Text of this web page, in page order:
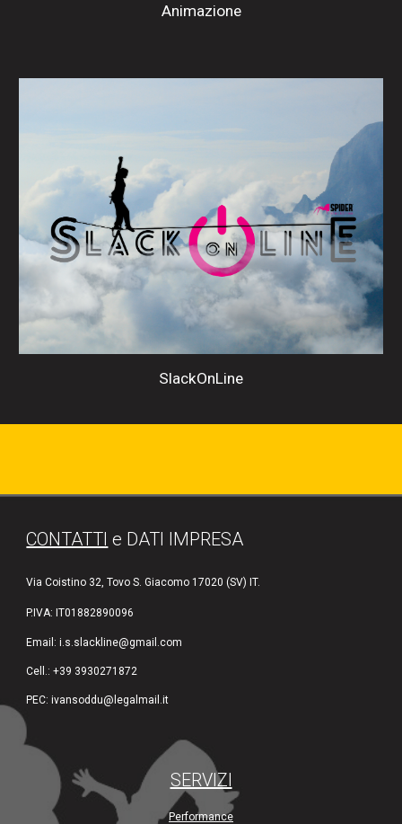
Animazione
SlackOnLine
CONTATTI e DATI IMPRESA
Via Coistino 32, Tovo S. Giacomo 17020 (SV) IT.
P.IVA: IT01882890096
Email: i.s.slackline@gmail.com
Cell.: +39 3930271872
PEC: ivansoddu@legalmail.it
SERVIZI
Performance